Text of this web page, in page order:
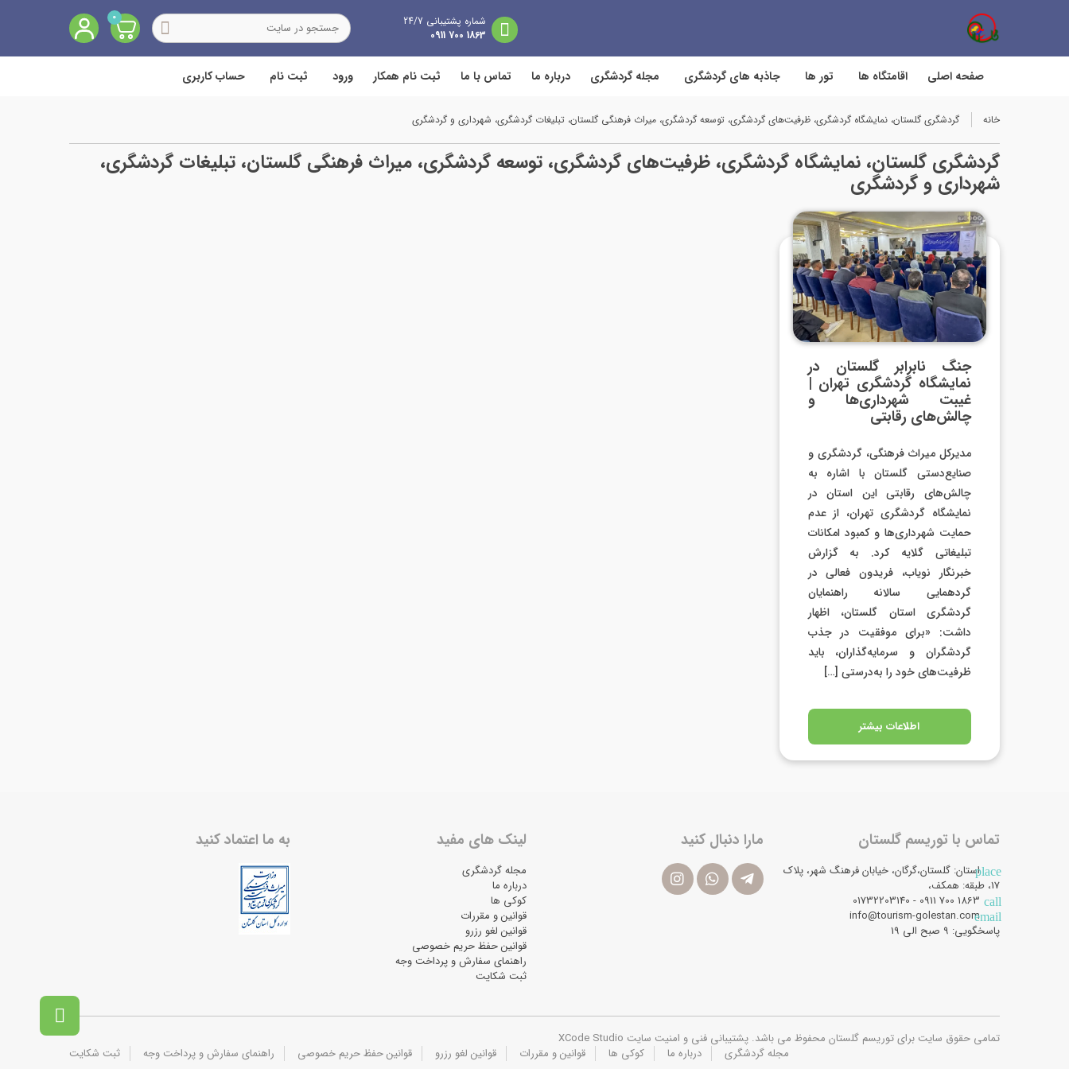
شماره پشتیبانی 24/7
1863 700 0911
0
صفحه اصلی اقامتگاه ها تور ها جاذبه های گردشگری مجله گردشگری درباره ما تماس با ما ثبت نام همکار ورود ثبت نام حساب کاربری
خانه گردشگری گلستان، نمایشگاه گردشگری، ظرفیت‌های گردشگری، توسعه گردشگری، میراث فرهنگی گلستان، تبلیغات گردشگری، شهرداری و گردشگری
گردشگری گلستان، نمایشگاه گردشگری، ظرفیت‌های گردشگری، توسعه گردشگری، میراث فرهنگی گلستان، تبلیغات گردشگری،
شهرداری و گردشگری
جنگ نابرابر گلستان در
نمایشگاه گردشگری تهران |
غیبت شهرداری‌ها و
چالش‌های رقابتی
مدیرکل میراث فرهنگی، گردشگری و
صنایع‌دستی گلستان با اشاره به
چالش‌های رقابتی این استان در
نمایشگاه گردشگری تهران، از عدم
حمایت شهرداری‌ها و کمبود امکانات
تبلیغاتی گلایه کرد. به گزارش
خبرنگار نویاب، فریدون فعالی در
گردهمایی سالانه راهنمایان
گردشگری استان گلستان، اظهار
داشت: «برای موفقیت در جذب
گردشگران و سرمایه‌گذاران، باید
ظرفیت‌های خود را به‌درستی […]
اطلاعات بیشتر

تماس با توریسم گلستان
placeاستان: گلستان،گرگان، خیابان فرهنگ شهر، پلاک
17، طبقه: همکف،
call
email
info@tourism-golestan.com
پاسخگویی: ۹ صبح الی 19
مارا دنبال کنید لینک های مفید
مجله گردشگری
درباره ما
کوکی ها
قوانین و مقررات
قوانین لغو رزرو
قوانین حفظ حریم خصوصی
راهنمای سفارش و پرداخت وجه
ثبت شکایت
به ما اعتماد کنید
تمامی حقوق سایت برای توریسم گلستان محفوظ می باشد. پشتیبانی فنی و امنیت سایت XCode Studio
مجله گردشگری
درباره ما کوکی ها قوانین و مقررات قوانین لغو رزرو قوانین حفظ حریم خصوصی راهنمای سفارش و پرداخت وجه ثبت شکایت